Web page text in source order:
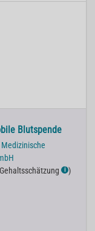
Blutspende
Gehaltsschätzung ℹ )